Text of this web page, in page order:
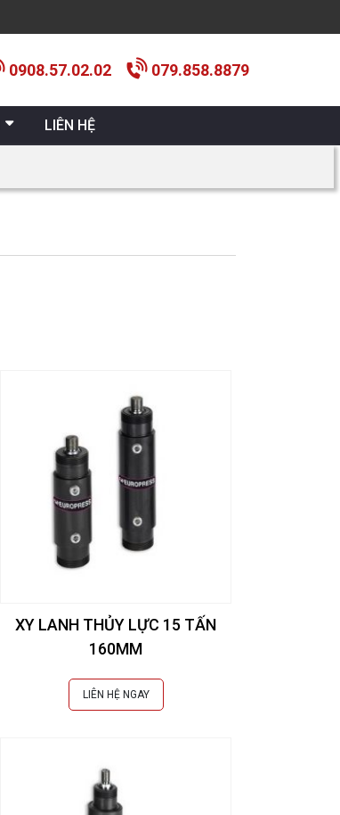
0908.57.02.02 079.858.8879
LIÊN HỆ
XY LANH THỦY LỰC 15 TẤN
160MM
LIÊN HỆ NGAY